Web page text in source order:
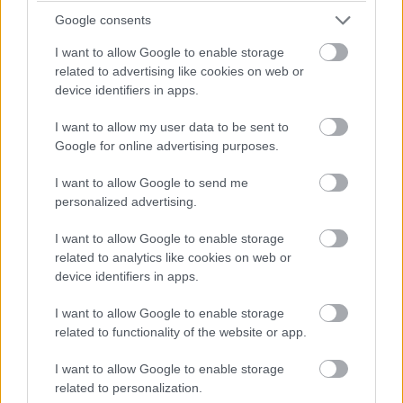
Google consents
I want to allow Google to enable storage
related to advertising like cookies on web or
device identifiers in apps.
I want to allow my user data to be sent to
Google for online advertising purposes.
I want to allow Google to send me
personalized advertising.
I want to allow Google to enable storage
related to analytics like cookies on web or
device identifiers in apps.
I want to allow Google to enable storage
related to functionality of the website or app.
I want to allow Google to enable storage
related to personalization.
Észak-Korea lemásolta a Mac
OS X-et
Kedvencekhez
Wiezner István |2014 február 4. 17:00
Már nem a Windowsra hasonlít az ország
operációs rendszere.
Informatikai szempontból Észak-Korea határozottan
nem az innováció melegágya, azonban a jobb